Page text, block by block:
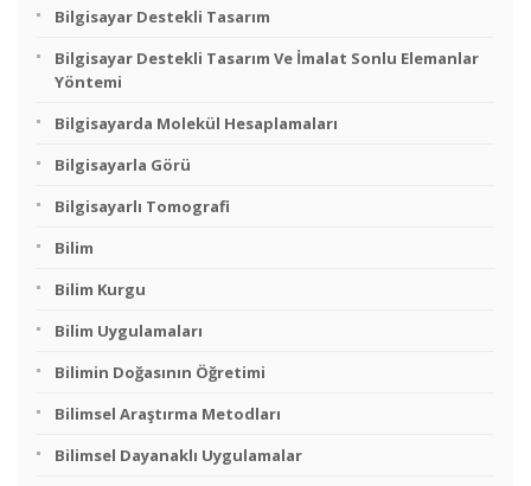
Bilgisayar Destekli Tasarım
Bilgisayar Destekli Tasarım Ve İmalat Sonlu Elemanlar
Yöntemi
Bilgisayarda Molekül Hesaplamaları
Bilgisayarla Görü
Bilgisayarlı Tomografi
Bilim
Bilim Kurgu
Bilim Uygulamaları
Bilimin Doğasının Öğretimi
Bilimsel Araştırma Metodları
Bilimsel Dayanaklı Uygulamalar